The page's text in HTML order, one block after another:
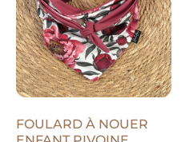
FOULARD À NOUER